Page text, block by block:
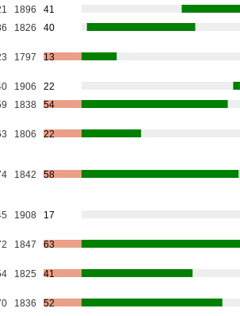
1896
41
1826 40
1797 13
1906
22
1838 54
1806 22
1842 58
1908 17
1847 63
1825 41
1836
52